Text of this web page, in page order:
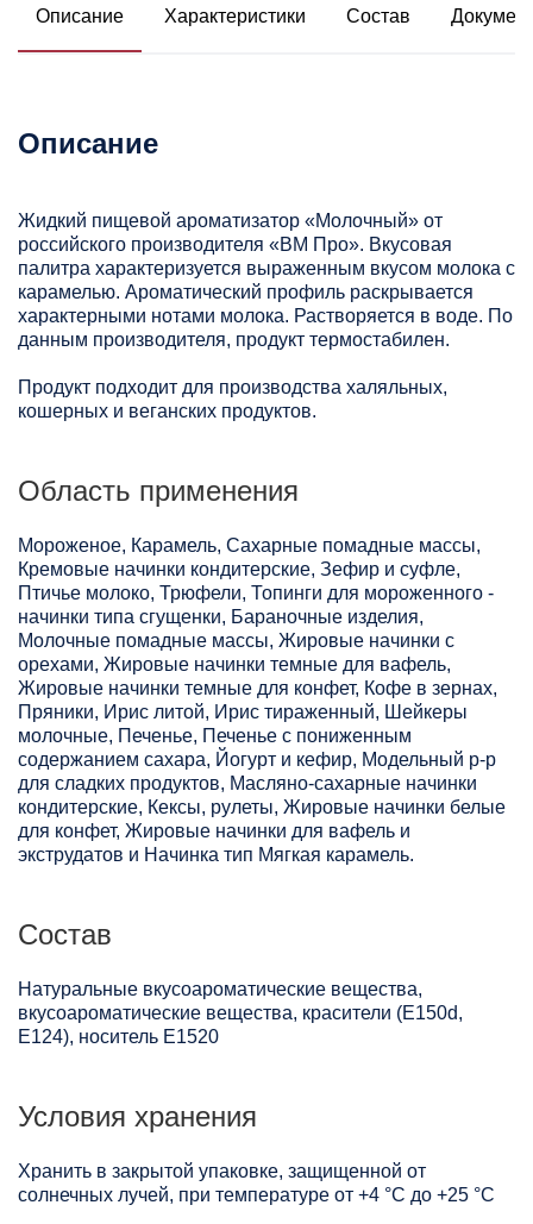
Описание Характеристики Состав
Описание
Жидкий пищевой ароматизатор «Молочный» от
российского производителя «ВМ Про». Вкусовая
палитра характеризуется выраженным вкусом молока с
карамелью. Ароматический профиль раскрывается
характерными нотами молока. Растворяется в воде. По
данным производителя, продукт термостабилен.
Продукт подходит для производства халяльных,
кошерных и веганских продуктов.
Область применения
Мороженое, Карамель, Сахарные помадные массы,
Кремовые начинки кондитерские, Зефир и суфле,
Птичье молоко, Трюфели, Топинги для мороженного -
начинки типа сгущенки, Бараночные изделия,
Молочные помадные массы, Жировые начинки с
орехами, Жировые начинки темные для вафель,
Жировые начинки темные для конфет, Кофе в зернах,
Пряники, Ирис литой, Ирис тираженный, Шейкеры
молочные, Печенье, Печенье с пониженным
содержанием сахара, Йогурт и кефир, Модельный р-р
для сладких продуктов, Масляно-сахарные начинки
кондитерские, Кексы, рулеты, Жировые начинки белые
для конфет, Жировые начинки для вафель и
экструдатов и Начинка тип Мягкая карамель.
Состав
Натуральные вкусоароматические вещества,
вкусоароматические вещества, красители (Е150d,
E124), носитель Е1520
Условия хранения
Хранить в закрытой упаковке, защищенной от
солнечных лучей, при температуре от +4 °C до +25 °C